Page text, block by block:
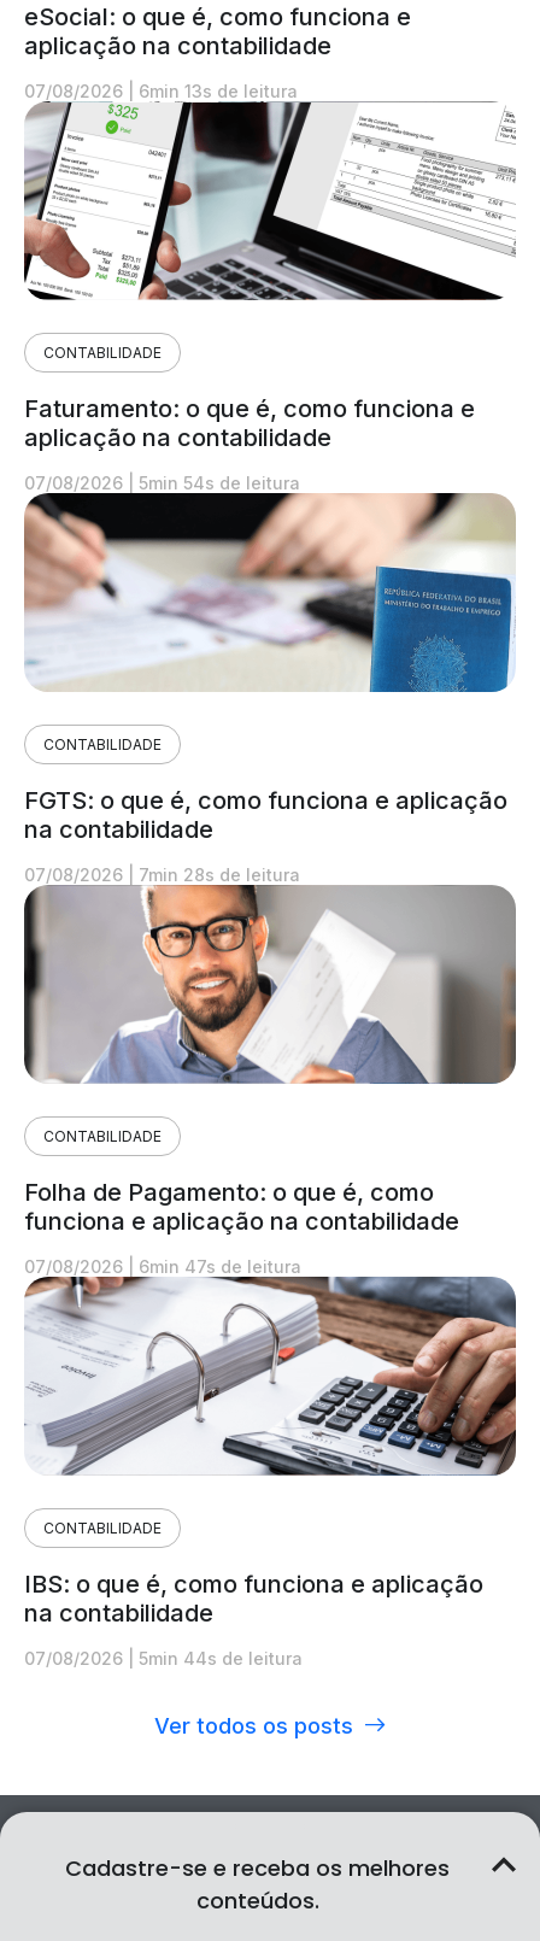
Cadastre-se e receba os melhores
conteúdos.
eSocial: o que é, como funciona e
aplicação na contabilidade
07/08/2026 6min 13s de leitura
CONTABILIDADE
Faturamento: o que é, como funciona e
aplicação na contabilidade
07/08/2026 5min 54s de leitura
CONTABILIDADE
FGTS: o que é, como funciona e aplicação
na contabilidade
07/08/2026 7min 28s de leitura
CONTABILIDADE
Folha de Pagamento: o que é, como
funciona e aplicação na contabilidade
07/08/2026 6min 47s de leitura
CONTABILIDADE
IBS: o que é, como funciona e aplicação
na contabilidade
07/08/2026 5min 44s de leitura
Ver todos os posts